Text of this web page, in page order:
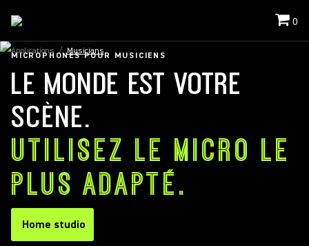
0
Applications / Musicians
MICROPHONES POUR MUSICIENS
LE MONDE EST VOTRE
SCÈNE.
UTILISEZ LE MICRO LE
PLUS ADAPTÉ.
Home studio